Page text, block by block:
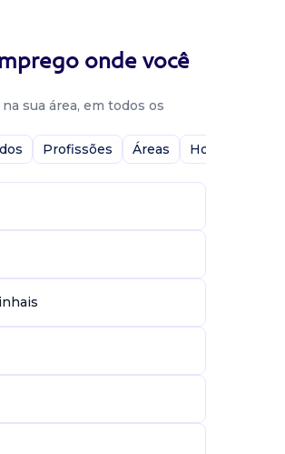
onde você
sua área, em todos os
Profissões Áreas Home-Office